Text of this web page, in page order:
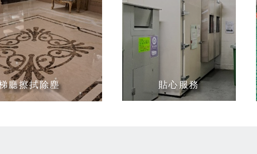
廳擦拭除塵 貼心服務